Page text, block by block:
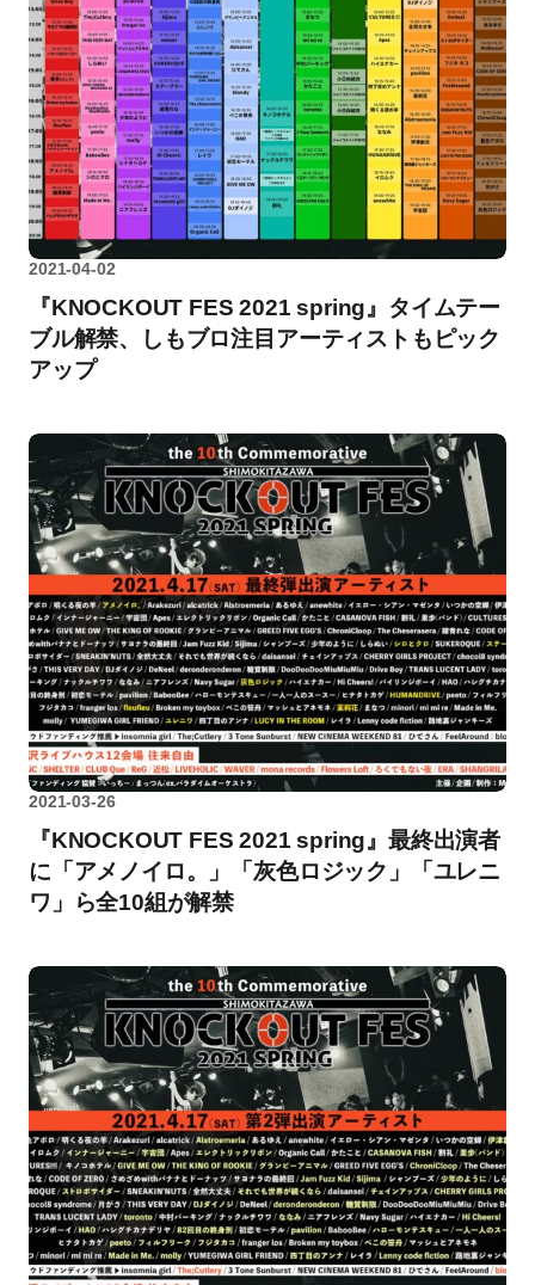
2021-04-02
『KNOCKOUT FES 2021 spring』タイムテー
ブル解禁、しもブロ注目アーティストもピック
アップ
2021-03-26
『KNOCKOUT FES 2021 spring』最終出演者
に「アメノイロ。」「灰色ロジック」「ユレニ
ワ」ら全10組が解禁